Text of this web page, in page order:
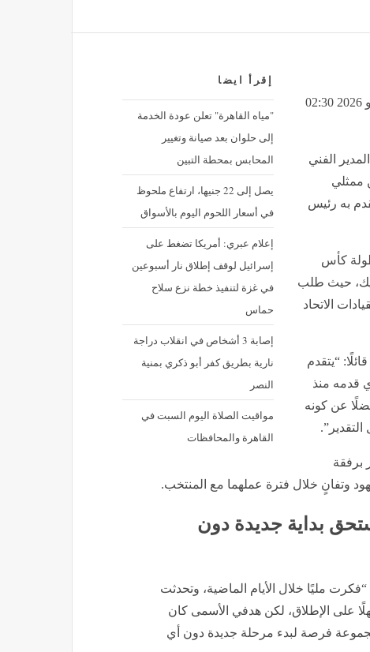
الدولار أمام الليرة السورية في مصرف دمشق المركزي بتعاملات اليوم السبت
منذ 23 دقيقة
إقرأ ايضا
"مياه القاهرة" تعلن عودة الخدمة
إلى حلوان بعد صيانة وتغيير
المحابس بمحطة التبين
يصل إلى 22 جنيها، ارتفاع ملحوظ
في أسعار اللحوم اليوم بالأسواق
إعلام عبري: أمريكا تضغط على
إسرائيل لوقف إطلاق نار أسبوعين
في غزة لتنفيذ خطة نزع سلاح
حماس
إصابة 3 أشخاص في انقلاب دراجة
نارية بطريق كفر أبو ذكري بمنية
النصر
مواقيت الصلاة اليوم السبت في
القاهرة والمحافظات
رسميًا.. ألمانيا تعلن رحيل ناجلسمان, اليوم الجمعة 3 يوليو 2026 02:30
الفني
ممثلي
به رئيس
كأس
حيث طلب
الاتحاد
“يتقدم
قدمه منذ
فضلًا عن كونه
برفقة
وتفانٍ خلال فترة عملهما مع المنتخب.
بداية جديدة دون
“فكرت مليًا خلال الأيام الماضية، وتحدثت
على الإطلاق، لكن هدفي الأسمى كان
فرصة لبدء مرحلة جديدة دون أي